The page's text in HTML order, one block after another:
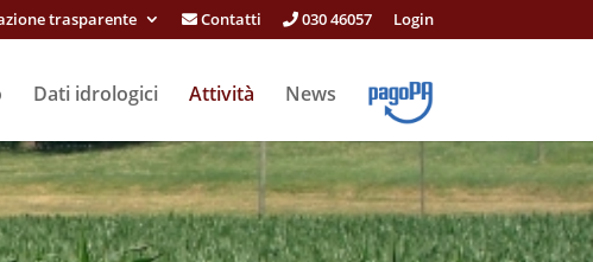
trasparente Contatti 030 46057 Login
Dati idrologici Attività News